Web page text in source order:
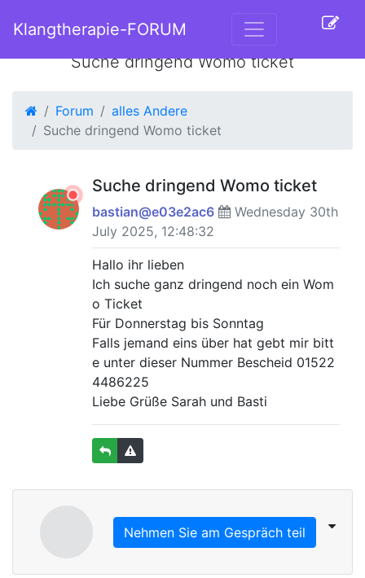
Klangtherapie-FORUM
Suche dringend Womo ticket
Forum
alles Andere
Suche dringend Womo ticket
Suche dringend Womo ticket
bastian@e03e2ac6
Wednesday 30th
July 2025, 12:48:32
Hallo ihr lieben
Ich suche ganz dringend noch ein Wom
o Ticket
Für Donnerstag bis Sonntag
Falls jemand eins über hat gebt mir bitt
e unter dieser Nummer Bescheid 01522
4486225
Liebe Grüße Sarah und Basti
Nehmen Sie am Gespräch teil